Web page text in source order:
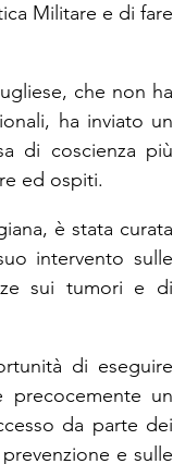
Militare e di fare
che non ha
ha inviato un
di coscienza più
ed ospiti.
è stata curata
intervento sulle
sui tumori e di
di eseguire
precocemente un
da parte dei
e sulle